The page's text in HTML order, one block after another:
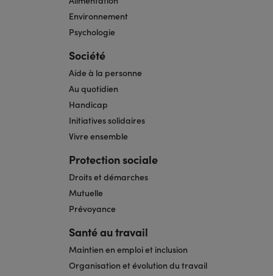
Environnement
Psychologie
Société
Aide à la personne
Au quotidien
Handicap
Initiatives solidaires
Vivre ensemble
Protection sociale
Droits et démarches
Mutuelle
Prévoyance
Santé au travail
Maintien en emploi et inclusion
Organisation et évolution du travail